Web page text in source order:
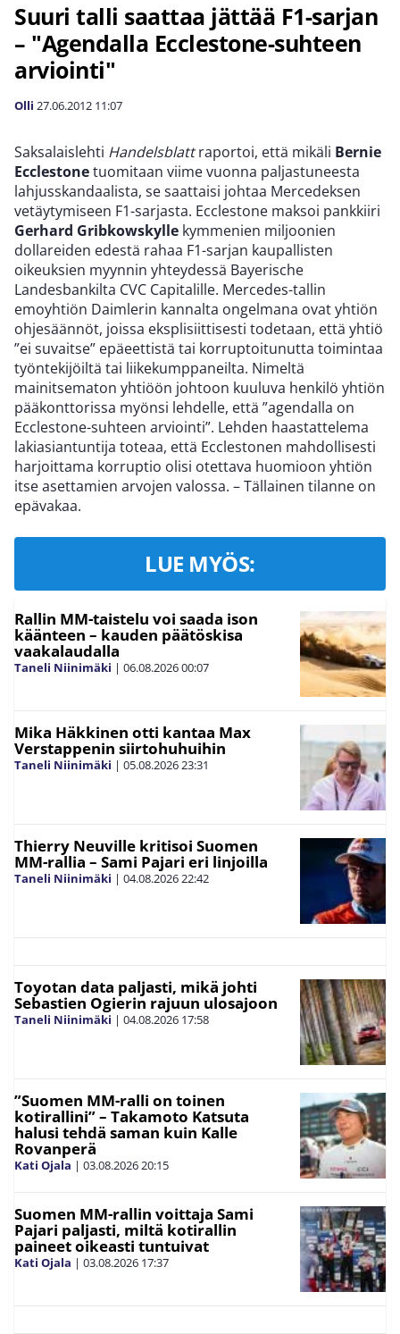
Suuri talli saattaa jättää F1-sarjan
– "Agendalla Ecclestone-suhteen
arviointi"
Olli 27.06.2012 11:07
Saksalaislehti Handelsblattraportoi, että mikäli Bernie
Ecclestonetuomitaan viime vuonna paljastuneesta
lahjusskandaalista, se saattaisi johtaa Mercedeksen
vetäytymiseen F1-sarjasta. Ecclestone maksoi pankkiiri
Gerhard Gribkowskylle kymmenien miljoonien
dollareiden edestä rahaa F1-sarjan kaupallisten
oikeuksien myynnin yhteydessä Bayerische
Landesbankilta CVC Capitalille. Mercedes-tallin
emoyhtiön Daimlerin kannalta ongelmana ovat yhtiön
ohjesäännöt, joissa eksplisiittisesti todetaan, että yhtiö
”ei suvaitse” epäeettistä tai korruptoitunutta toimintaa
työntekijöiltä tai liikekumppaneilta. Nimeltä
mainitsematon yhtiöön johtoon kuuluva henkilö yhtiön
pääkonttorissa myönsi lehdelle, että ”agendalla on
Ecclestone-suhteen arviointi”. Lehden haastattelema
lakiasiantuntija toteaa, että Ecclestonen mahdollisesti
harjoittama korruptio olisi otettava huomioon yhtiön
itse asettamien arvojen valossa. – Tällainen tilanne on
epävakaa.
LUE MYÖS:
Rallin MM-taistelu voi saada ison
käänteen – kauden päätöskisa
vaakalaudalla
Taneli Niinimäki | 06.08.202600:07
Mika Häkkinen otti kantaa Max
Verstappenin siirtohuhuihin
Taneli Niinimäki | 05.08.202623:31
Thierry Neuville kritisoi Suomen
MM-rallia – Sami Pajari eri linjoilla
Taneli Niinimäki | 04.08.202622:42
Toyotan data paljasti, mikä johti
Sebastien Ogierin rajuun ulosajoon
Taneli Niinimäki | 04.08.2026 17:58
”Suomen MM-ralli on toinen
kotirallini” – Takamoto Katsuta
halusi tehdä saman kuin Kalle
Rovanperä
Kati Ojala | 03.08.202620:15
Suomen MM-rallin voittaja Sami
Pajari paljasti, miltä kotirallin
paineet oikeasti tuntuivat
Kati Ojala | 03.08.2026 17:37